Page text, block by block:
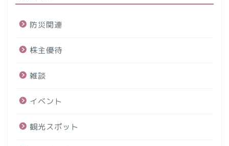
防災関連
株主優待
雑談
イベント
観光スポット